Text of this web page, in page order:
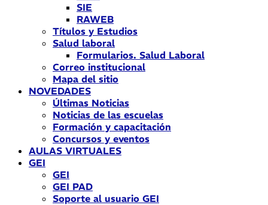
SIE
RAWEB
Títulos y Estudios
Salud laboral
Formularios. Salud Laboral
Correo institucional
Mapa del sitio
NOVEDADES
Últimas Noticias
Noticias de las escuelas
Formación y capacitación
Concursos y eventos
AULAS VIRTUALES
GEI
GEI
GEI PAD
Soporte al usuario GEI